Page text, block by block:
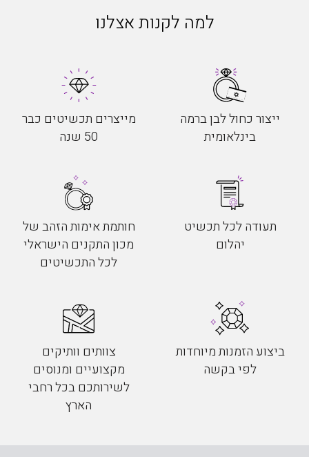
למה לקנות אצלנו
ייצור כחול לבן ברמה
בינלאומית
מייצרים תכשיטים כבר
50 שנה
תעודה לכל תכשיט
יהלום
חותמת אימות הזהב של
מכון התקנים הישראלי
לכל התכשיטים
ביצוע הזמנות מיוחדות
לפי בקשה
צוותים וותיקים
מקצועיים ומנוסים
לשירותכם בכל רחבי
הארץ